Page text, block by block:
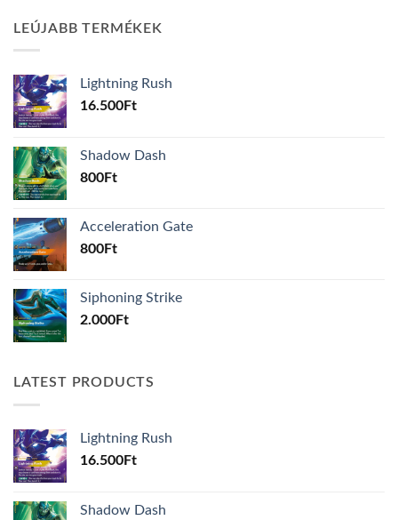
LEÚJABB TERMÉKEK
Lightning Rush
16.500Ft
Shadow Dash
800Ft
Acceleration Gate
800Ft
Siphoning Strike
2.000Ft
LATEST PRODUCTS
Lightning Rush
16.500Ft
Shadow Dash